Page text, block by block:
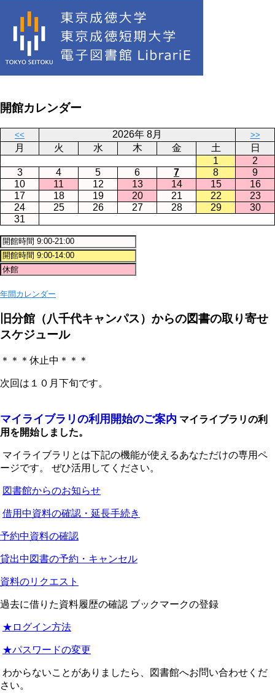
開館カレンダー
<< 2026年 8月 >>
月 火 水 木 金 土
日
1
2
3
4 5 6 7 8
9
10
11 12 13 14 15
16
17
18 19 20 21 22
23
24
25 26 27 28 29
30
31
年間カレンダー
旧分館（八千代キャンパス）からの図書の取り寄せ
スケジュール
＊＊＊休止中＊＊＊
次回は１０月下旬です。
マイライブラリの利用開始のご案内 マイライブラリの利
用を開始しました。
マイライブラリとは下記の機能が使えるあなただけの専用ペ
ージです。 ぜひ活用してください。
図書館からのお知らせ
借用中資料の確認・延長手続き
予約中資料の確認
貸出中図書の予約・キャンセル
資料のリクエスト
過去に借りた資料履歴の確認 ブックマークの登録
★ログイン方法
★パスワードの変更
わからないことがありましたら、図書館へお問い合わせくだ
さい。